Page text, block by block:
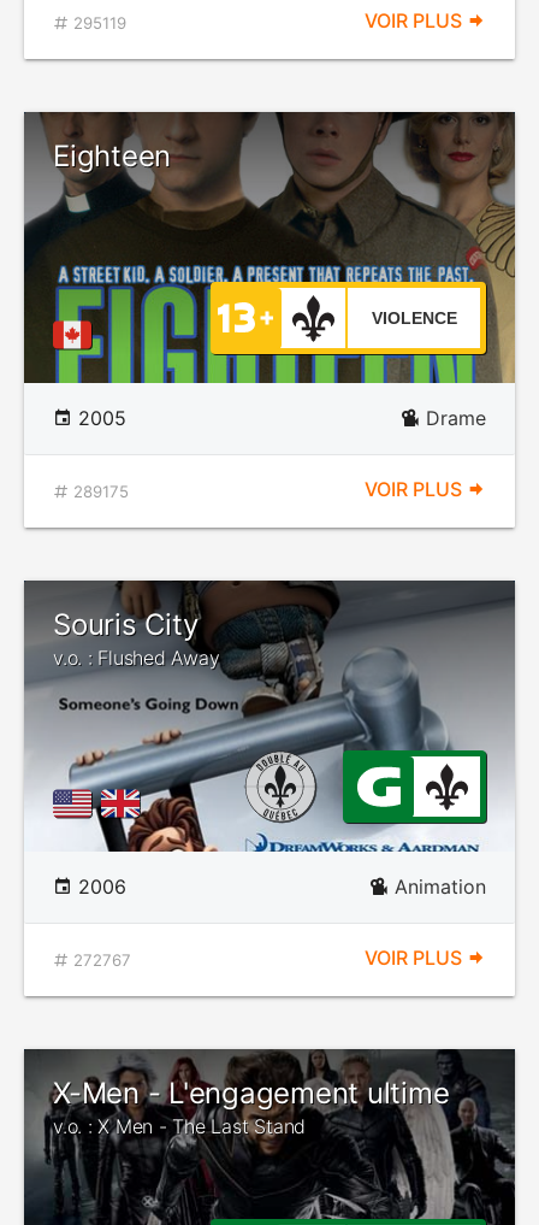
295119 VOIR PLUS
Eighteen
VIOLENCE
2005 Drame
289175 VOIR PLUS
Souris City
v.o. : Flushed Away
2006 Animation
272767 VOIR PLUS
X-Men - L'engagement ultime
v.o. : X Men - The Last Stand